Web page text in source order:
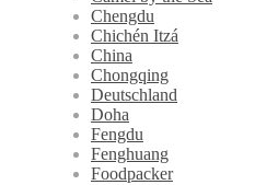
Chengdu
Chichén Itzá
China
Chongqing
Deutschland
Doha
Fengdu
Fenghuang
Foodpacker